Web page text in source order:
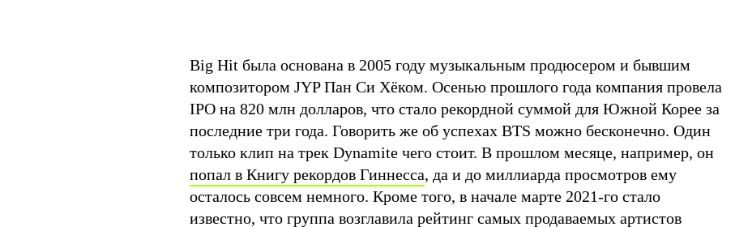
Big Hit была основана в 2005 году музыкальным продюсером и бывшим
композитором JYP Пан Си Хёком. Осенью прошлого года компания провела
IPO на 820 млн долларов, что стало рекордной суммой для Южной Корее за
последние три года. Говорить же об успехах BTS можно бесконечно. Один
только клип на трек Dynamite чего стоит. В прошлом месяце, например, он
попал в Книгу рекордов Гиннесса, да и до миллиарда просмотров ему
осталось совсем немного. Кроме того, в начале марте 2021-го стало
известно, что группа возглавила рейтинг самых продаваемых артистов